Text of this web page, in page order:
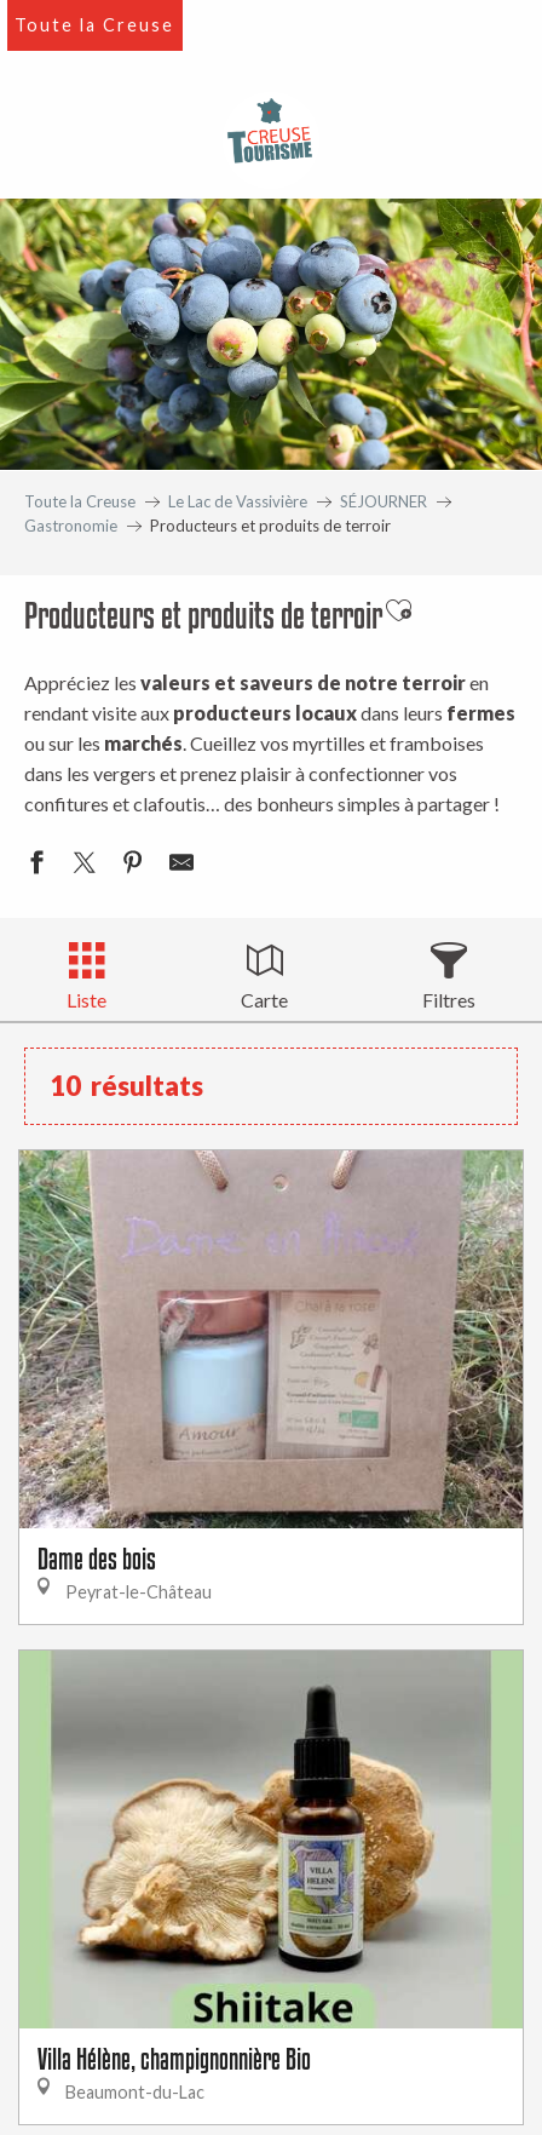
Aller
Toute la Creuse
Toute la Creuse Le Lac de Vassivière
SÉJOURNER
Gastronomie
Producteurs et produits de terroir
Producteurs et produits de terroirAjouter aux
Appréciez les valeurs et saveurs de notre terroiren
rendant visite aux producteurs locauxdans leurs fermes
ou sur les marchés. Cueillez vos myrtilles et framboises
dans les vergers et prenez plaisir à confectionner vos
confitures et clafoutis… des bonheurs simples à partager !
Liste Carte Filtres
10 résultats
Dame des bois
Peyrat-le-Château
Villa Hélène, champignonnière Bio
Beaumont-du-Lac